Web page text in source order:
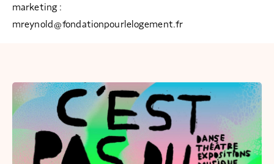
marketing :
mreynold@fondationpourlelogement.fr